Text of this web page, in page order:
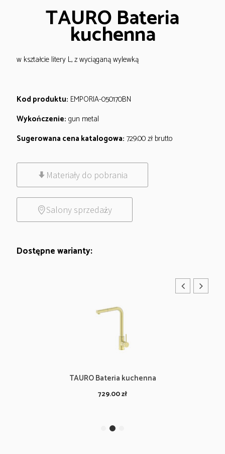
TAURO Bateria
kuchenna
w kształcie litery L, z wyciąganą wylewką
Kod produktu: EMPORIA-050170BN
Wykończenie: gun metal
Sugerowana cena katalogowa: 729.00zł brutto
Materiały do pobrania
Salony sprzedaży
Dostępne warianty:
TAURO Bateria kuchenna
729.00zł